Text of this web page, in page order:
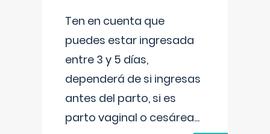
Ten en cuenta que
puedes estar ingresada
entre 3 y 5 días,
dependerá de si ingresas
antes del parto, si es
parto vaginal o cesárea...